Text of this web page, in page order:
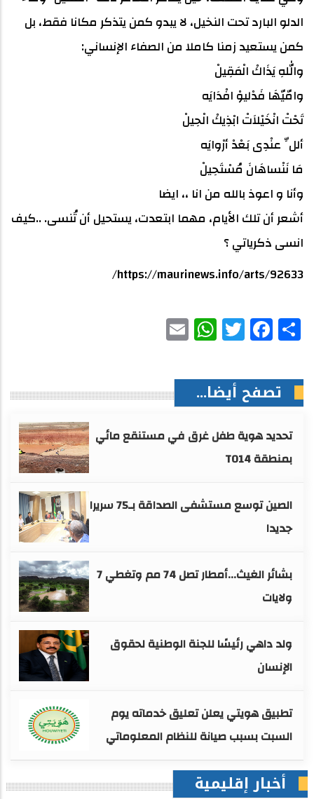
الدلو البارد تحت النخيل، لا يبدو كمن يتذكر مكانا فقط، بل
كمن يستعيد زمنا كاملا من الصفاء الإنساني:
واللهِ يَذَاكْ الْمَقِيلْ
وامّيّهَا فَدْليوْ افْدَايَه
تَحْتْ انْخَيْلاَتْ ابْذِيكْ الْحِيلْ
أللِّ عنْدِى بَعْدْ أرْوايَه
مَا نَنْساهَانَ مُسْتَحِيلْ
وأنا و اعوذ بالله من انا ،، ايضا
أشعر أن تلك الأيام، مهما ابتعدت، يستحيل أن تُنسى. ..كيف
انسى ذكرياتي ؟
https://maurinews.info/arts/92633/
Share
Facebook
Twitter
WhatsApp
تصفح أيضا...
تحديد هوية طفل غرق في مستنقع مائي
بمنطقة TO14
الصين توسع مستشفى الصداقة بـ75 سريرا
جديدا
بشائر الغيث...أمطار تصل 74 مم وتغطي 7
ولايات
ولد داهي رئيسًا للجنة الوطنية لحقوق
الإنسان
تطبيق هويتي يعلن تعليق خدماته يوم
السبت بسبب صيانة للنظام المعلوماتي
أخبار إقليمية